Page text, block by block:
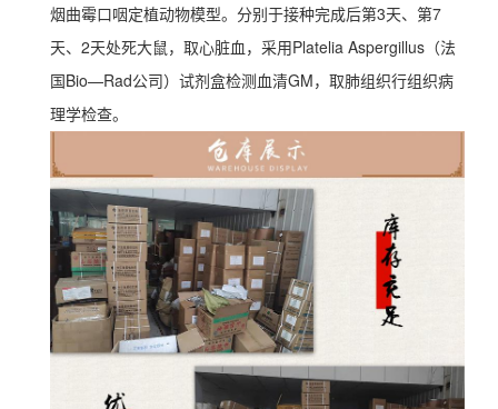
烟曲霉口咽定植动物模型。分别于接种完成后第3天、第7
天、2天处死大鼠，取心脏血，采用Platelia Aspergillus（法
国Bio—Rad公司）试剂盒检测血清GM，取肺组织行组织病
理学检查。